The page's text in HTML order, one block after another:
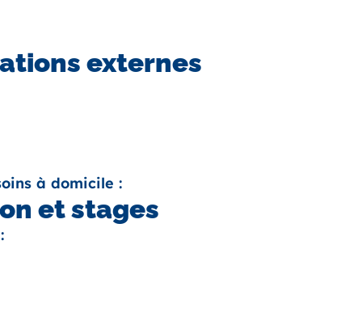
externes
à domicile :
et stages